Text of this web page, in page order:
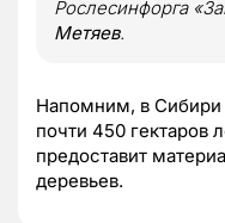
Рослесинфорга
Метяев.
Напомним, в Сибири
почти 450 гектаров
предоставит
деревьев.